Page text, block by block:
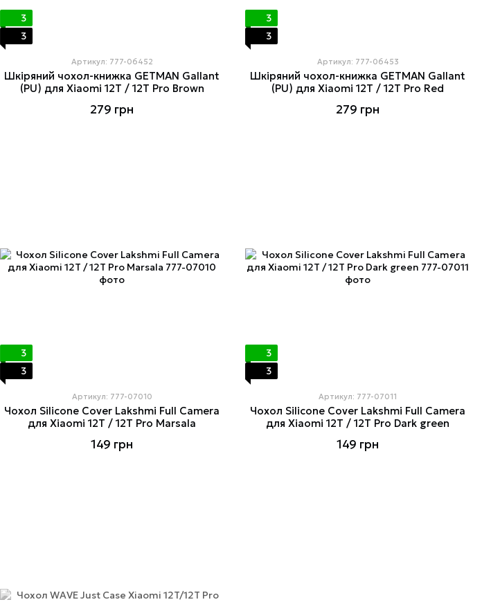
3
3
Артикул: 777-06452
Шкіряний чохол-книжка GETMAN Gallant
(PU) для Xiaomi 12T / 12T Pro Brown
279 грн
3
3
Артикул: 777-06453
Шкіряний чохол-книжка GETMAN Gallant
(PU) для Xiaomi 12T / 12T Pro Red
279 грн
3
3
Артикул: 777-07010
Чохол Silicone Cover Lakshmi Full Camera
для Xiaomi 12T / 12T Pro Marsala
149 грн
3
3
Артикул: 777-07011
Чохол Silicone Cover Lakshmi Full Camera
для Xiaomi 12T / 12T Pro Dark green
149 грн